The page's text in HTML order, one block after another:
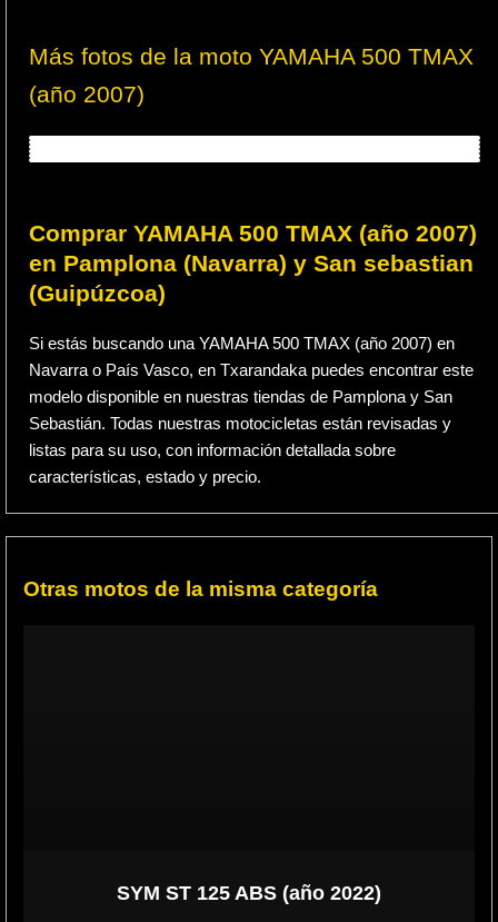
Más fotos de la moto YAMAHA 500 TMAX
(año 2007)
Comprar YAMAHA 500 TMAX (año 2007)
en Pamplona (Navarra) y San sebastian
(Guipúzcoa)
Si estás buscando una YAMAHA 500 TMAX (año 2007) en
Navarra o País Vasco, en Txarandaka puedes encontrar este
modelo disponible en nuestras tiendas de Pamplona y San
Sebastián. Todas nuestras motocicletas están revisadas y
listas para su uso, con información detallada sobre
características, estado y precio.
Otras motos de la misma categoría
SYM ST 125 ABS (año 2022)